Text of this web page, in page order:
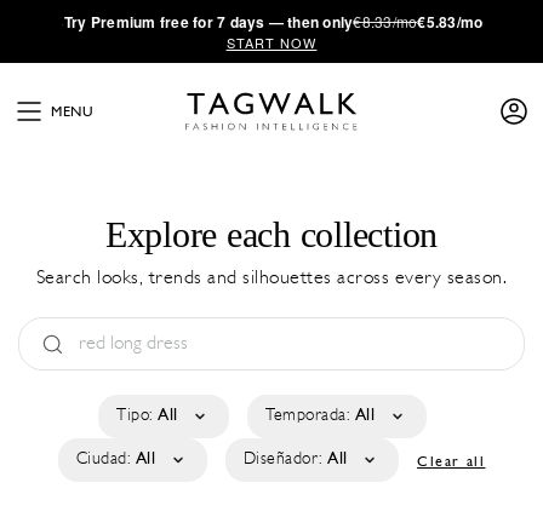
·Try Premium free for 7 days — then only€8.33/mo€5.83/mo
START NOW
MENU
Explore each collection
Search looks, trends and silhouettes across every season.
Tipo: All Temporada: All
Ciudad: All Diseñador: All Clear all